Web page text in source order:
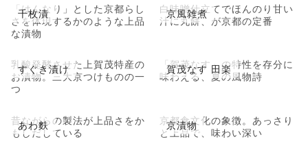
千枚漬
「はんなり」とした京都らし
さを体現するかのような上品
な漬物
京風雑煮
白味噌仕立てでほんのり甘い
汁に丸餅、が京都の定番
すぐき漬け
乳酸発酵させた上賀茂特産の
お漬物。三大京つけものの一
つ
賀茂なす 田楽
「賀茂なす」の特性を存分に
味わえる、夏の風物詩
あわ麩
昔ながらの製法が上品さをか
もしだしている
京漬物
京都食文化の象徴。あっさり
と上品で、味わい深い